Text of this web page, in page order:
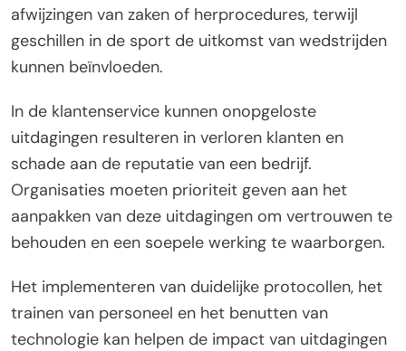
afwijzingen van zaken of herprocedures, terwijl
geschillen in de sport de uitkomst van wedstrijden
kunnen beïnvloeden.
In de klantenservice kunnen onopgeloste
uitdagingen resulteren in verloren klanten en
schade aan de reputatie van een bedrijf.
Organisaties moeten prioriteit geven aan het
aanpakken van deze uitdagingen om vertrouwen te
behouden en een soepele werking te waarborgen.
Het implementeren van duidelijke protocollen, het
trainen van personeel en het benutten van
technologie kan helpen de impact van uitdagingen